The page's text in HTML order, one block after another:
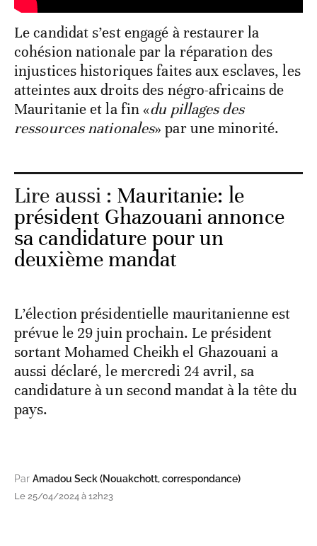
Le candidat s’est engagé à restaurer la
cohésion nationale par la réparation des
injustices historiques faites aux esclaves, les
atteintes aux droits des négro-africains de
Mauritanie et la fin «du pillages des
ressources nationales» par une minorité.
Lire aussi : Mauritanie: le
président Ghazouani annonce
sa candidature pour un
deuxième mandat
L’élection présidentielle mauritanienne est
prévue le 29 juin prochain. Le président
sortant Mohamed Cheikh el Ghazouani a
aussi déclaré, le mercredi 24 avril, sa
candidature à un second mandat à la tête du
pays.
Par Amadou Seck (Nouakchott, correspondance)
Le 25/04/2024 à 12h23